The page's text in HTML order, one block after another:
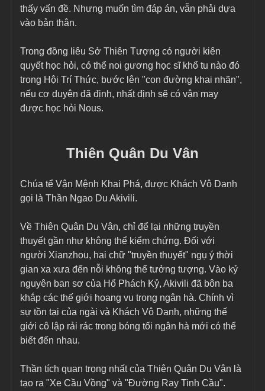
thấy vấn đề. Nhưng muốn tìm đáp án, vẫn phải dựa
vào bản thân.
Trong đồng liêu Sở Thiên Tượng có người kiên
quyết học hỏi, có thể noi gương học sĩ khổ tu nào đó
trong Hội Trí Thức, bước lên "con đường khai nhãn",
nếu cơ duyên đã định, nhất định sẽ có vận may
được học hỏi Nous.
Thiên Quân Du Vân
Chúa tể Vận Mệnh Khai Phá, được Khách Vô Danh
gọi là Thần Ngao Du Akivili.
Về Thiên Quân Du Vân, chỉ để lại những truyền
thuyết gần như không thể kiểm chứng. Đối với
người Xianzhou, hai chữ "truyền thuyết" ngụ ý thời
gian xa xưa đến nỗi không thể tưởng tượng. Vào kỷ
nguyên ban sơ của Hổ Phách Kỷ, Akivili đã bôn ba
khắp các thế giới hoang vu trong ngân hà. Chính vì
sự tồn tại của ngài và Khách Vô Danh, những thế
giới cô lập rải rác trong bóng tối ngân hà mới có thể
biết đến nhau.
Thần tích quan trọng nhất của Thiên Quân Du Vân là
tạo ra "Xe Cầu Vồng" và "Đường Ray Tinh Cầu".